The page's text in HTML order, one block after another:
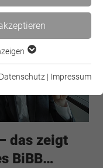
das zeigt
BiBB…
Funktionen der
Datenschutz | Impressum